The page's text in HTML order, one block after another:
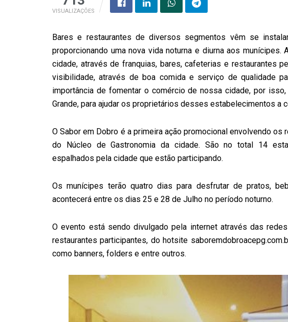
VISUALIZAÇÕES
Bares e restaurantes de diversos segmentos vêm se
proporcionando uma nova vida noturna e diurna aos
cidade, através de franquias, bares, cafeterias e restaurantes
visibilidade, através de boa comida e serviço de qualidade
importância de fomentar o comércio de nossa cidade, por
Grande, para ajudar os proprietários desses estabelecimentos a
O Sabor em Dobro é a primeira ação promocional envolvendo
do Núcleo de Gastronomia da cidade. São no total 14
espalhados pela cidade que estão participando.
Os munícipes terão quatro dias para desfrutar de pratos,
acontecerá entre os dias 25 e 28 de Julho no período noturno.
O evento está sendo divulgado pela internet através das
restaurantes participantes, do hotsite
como banners, folders e entre outros.